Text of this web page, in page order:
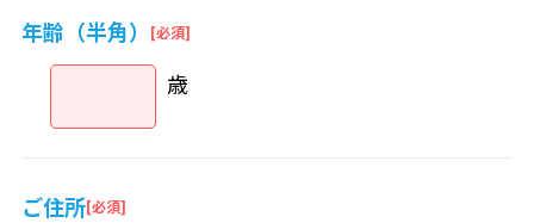
年齢（半角）
歳
ご住所